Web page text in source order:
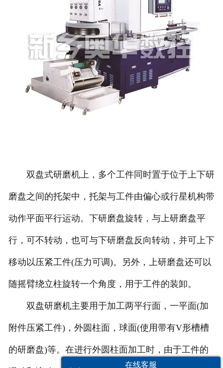
双盘式研磨机上，多个工件同时置于位于上下研
磨盘之间的托架中，托架与工件由偏心或行星机构带
动作平面平行运动。下研磨盘旋转，与上研磨盘平
行，可不转动，也可与下研磨盘反向转动，并可上下
移动以压紧工件(压力可调)。另外，上研磨盘还可以
随摇臂绕立柱旋转一个角度，用于工件的装卸。
双盘研磨机主要用于加工两平行面，一平面(加
附件压紧工件)，外圆柱面，球面(使用带有V形槽槽
的研磨盘)等。在进行外圆柱面加工时，由于工件的
在线客服